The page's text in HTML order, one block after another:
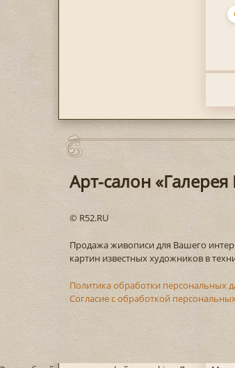
Арт-салон
© R52.RU
Продажа живописи для Вашего
картин известных художников в
Политика обработки персональных
Согласие с обработкой